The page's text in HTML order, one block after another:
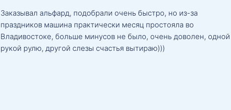
Заказывал альфард, подобрали очень быстро, но из-за
праздников машина практически месяц простояла во
Владивостоке, больше минусов не было, очень доволен, одной
рукой рулю, другой слезы счастья вытираю)))